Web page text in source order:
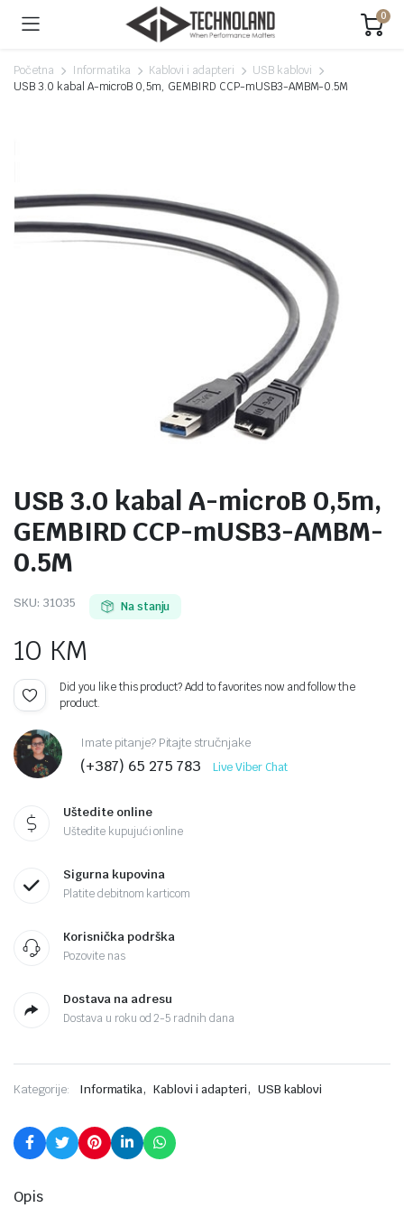
0
Početna Informatika Kablovi i adapteri
USB kablovi
USB 3.0 kabal A-microB 0,5m, GEMBIRD CCP-mUSB3-AMBM-0.5M
USB 3.0 kabal A-microB 0,5m,
GEMBIRD CCP-mUSB3-AMBM-
0.5M
SKU: 31035 Na stanju
10 KM
Did you like this product? Add to favorites now and follow the
product.
Imate pitanje? Pitajte stručnjake
(+387) 65 275 783 Live Viber Chat
Uštedite online
Uštedite kupujući online
Sigurna kupovina
Platite debitnom karticom
Korisnička podrška
Pozovite nas
Dostava na adresu
Dostava u roku od 2-5 radnih dana
Kategorije: Informatika, Kablovi i adapteri, USB kablovi
Opis